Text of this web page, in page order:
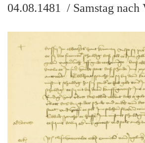
04.08.1481 / Samstag nach